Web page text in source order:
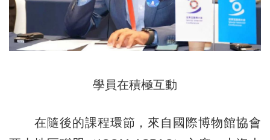
學員在積極互動
在隨後的課程環節，來自國際博物館協會